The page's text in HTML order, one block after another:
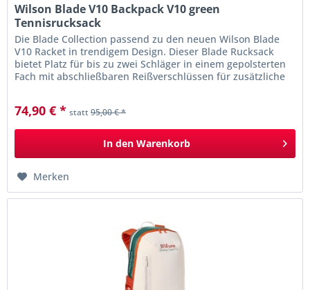
Wilson Blade V10 Backpack V10 green
Tennisrucksack
Die Blade Collection passend zu den neuen Wilson Blade
V10 Racket in trendigem Design. Dieser Blade Rucksack
bietet Platz für bis zu zwei Schläger in einem gepolsterten
Fach mit abschließbaren Reißverschlüssen für zusätzliche
74,90 € * statt95,00 € *
In den Warenkorb
Merken